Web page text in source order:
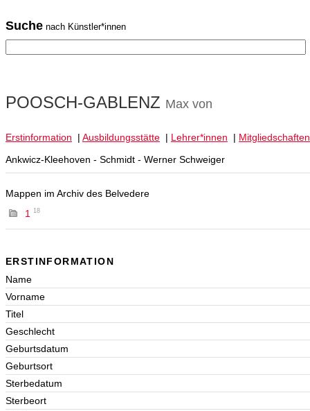
Suche nach Künstler*innen
POOSCH-GABLENZ Max von
Erstinformation | Ausbildungsstätte | Lehrer*innen | Mitgliedschaften
Ankwicz-Kleehoven - Schmidt - Werner Schweiger
Mappen im Archiv des Belvedere
1
18
ERSTINFORMATION
Name
Vorname
Titel
Geschlecht
Geburtsdatum
Geburtsort
Sterbedatum
Sterbeort